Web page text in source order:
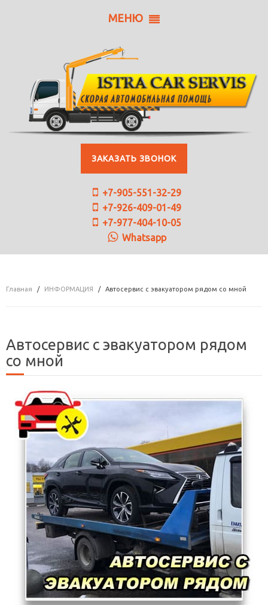
МЕНЮ
ЗАКАЗАТЬ ЗВОНОК
+7-905-551-32-29
+7-926-409-01-49
+7-977-404-10-05
Whatsapp
Главная ИНФОРМАЦИЯ Автосервис с эвакуатором рядом со мной
Автосервис с эвакуатором рядом
со мной